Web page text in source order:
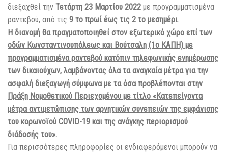
διεξαχθεί την Τετάρτη 23 Μαρτίου 2022 με προγραμματισμένα
ραντεβού, από τις 9 το πρωί έως τις 2 το μεσημέρι.
Η διανομή θα πραγματοποιηθεί στον εξωτερικό χώρο επί των
οδών Κωνσταντινουπόλεως και Βούτσαλη (1ο ΚΑΠΗ) με
προγραμματισμένα ραντεβού κατόπιν τηλεφωνικής ενημέρωσης
των δικαιούχων, λαμβάνοντας όλα τα αναγκαία μέτρα για την
ασφαλή διεξαγωγή σύμφωνα με τα όσα προβλέπονται στην
Πράξη Νομοθετικού Περιεχομένου με τίτλο «Κατεπείγοντα
μέτρα αντιμετώπισης των αρνητικών συνεπειών της εμφάνισης
του κορωνοϊού COVID-19 και της ανάγκης περιορισμού
διάδοσής του».
Για περισσότερες πληροφορίες οι ενδιαφερόμενοι μπορούν να